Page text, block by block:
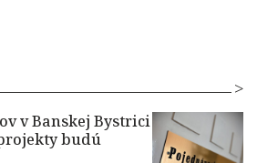
v Banskej Bystrici
budú